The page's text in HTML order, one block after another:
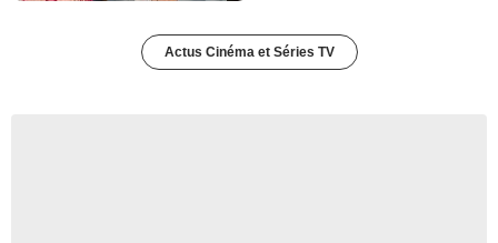
Actus Cinéma et Séries TV